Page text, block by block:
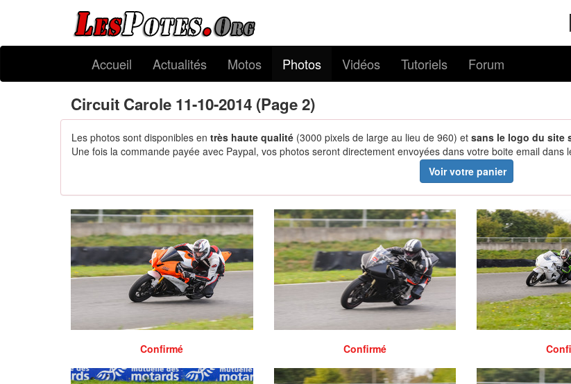
Accueil Actualités Motos Photos Vidéos Tutoriels Forum
Circuit Carole 11-10-2014 (Page 2)
Les photos sont disponibles en très haute qualité (3000 pixels de large au lieu de 960) et sans le logo du site
Une fois la commande payée avec Paypal, vos photos seront directement envoyées dans votre boite email dans
Confirmé Confirmé